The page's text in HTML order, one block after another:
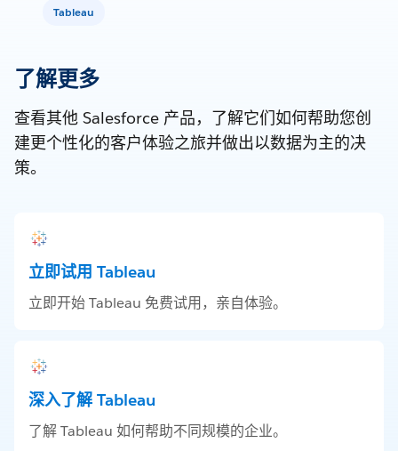
Tableau
了解更多
查看其他 Salesforce 产品，了解它们如何帮助您创
建更个性化的客户体验之旅并做出以数据为主的决
策。
立即试用 Tableau
立即开始 Tableau 免费试用，亲自体验。
深入了解 Tableau
了解 Tableau 如何帮助不同规模的企业。